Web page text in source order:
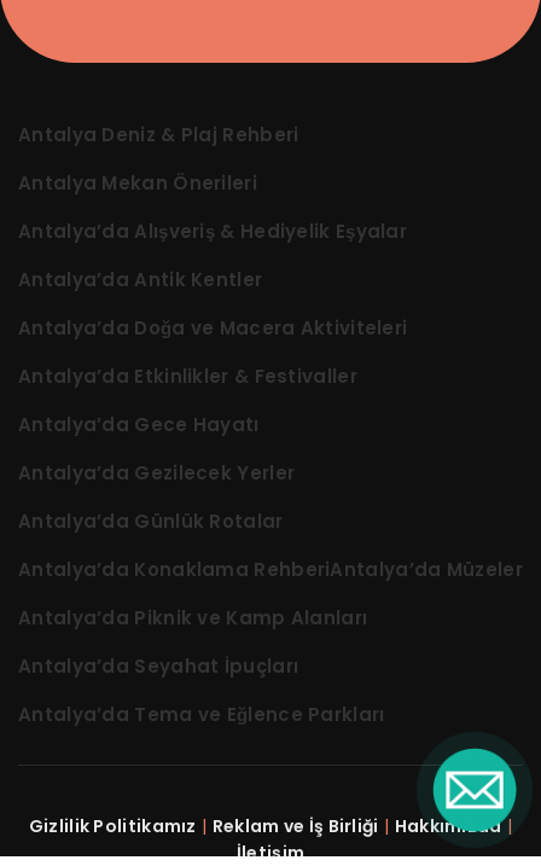
Antalya Deniz & Plaj Rehberi
Antalya Mekan Önerileri
Antalya’da Alışveriş & Hediyelik Eşyalar
Antalya’da Antik Kentler
Antalya’da Doğa ve Macera Aktiviteleri
Antalya’da Etkinlikler & Festivaller
Antalya’da Gece Hayatı
Antalya’da Gezilecek Yerler
Antalya’da Günlük Rotalar
Antalya’da Konaklama RehberiAntalya’da Müzeler
Antalya’da Piknik ve Kamp Alanları
Antalya’da Seyahat İpuçları
Antalya’da Tema ve Eğlence Parkları
Gizlilik Politikamız | Reklam ve İş Birliği | Hakkımızda |
İletişim